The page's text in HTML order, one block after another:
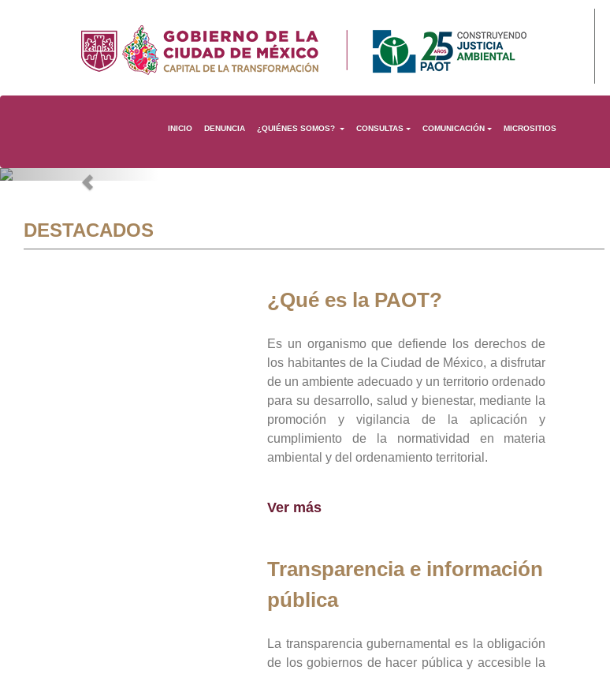
INICIO DENUNCIA ¿QUIÉNES SOMOS? CONSULTAS COMUNICACIÓN MICROSITIOS
Previous
DESTACADOS
¿Qué es la PAOT?
Es un organismo que defiende los derechos de
los habitantes de la Ciudad de México, a disfrutar
de un ambiente adecuado y un territorio ordenado
para su desarrollo, salud y bienestar, mediante la
promoción y vigilancia de la aplicación y
cumplimiento de la normatividad en materia
ambiental y del ordenamiento territorial.
Ver más
Transparencia e información
pública
La transparencia gubernamental es la obligación
de los gobiernos de hacer pública y accesible la